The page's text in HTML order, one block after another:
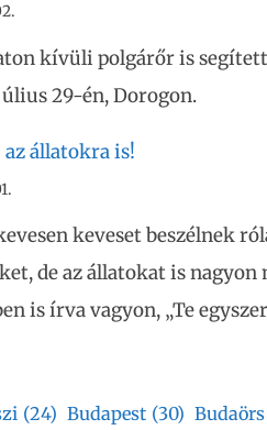
kívüli polgárőr is
29-én, Dorogon.
az állatokra is!
keveset beszélnek
de az állatokat is
is írva vagyon, „Te
(24) Budapest (30) Budaörs